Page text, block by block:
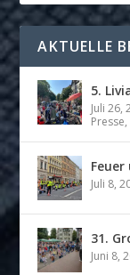
AKTUELLE
5.
Juli 26,
Presse,
Juli 8,
31.
Juni 8,